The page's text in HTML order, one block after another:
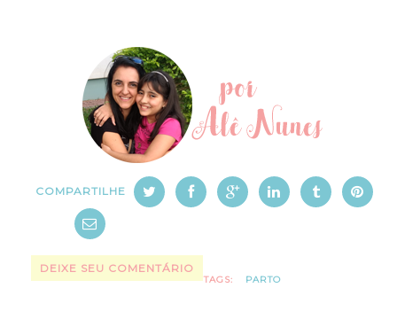
COMPARTILHE
DEIXE SEU COMENTÁRIO
TAGS: PARTO